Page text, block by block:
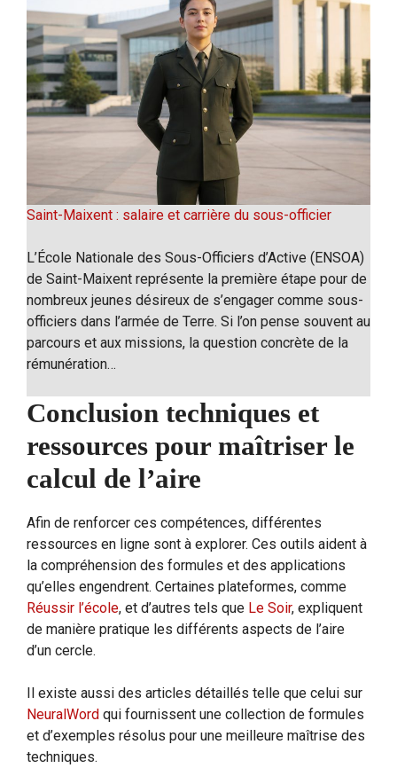
Saint-Maixent : salaire et carrière du sous-officier
L’École Nationale des Sous-Officiers d’Active (ENSOA)
de Saint-Maixent représente la première étape pour de
nombreux jeunes désireux de s’engager comme sous-
officiers dans l’armée de Terre. Si l’on pense souvent au
parcours et aux missions, la question concrète de la
rémunération…
Conclusion techniques et
ressources pour maîtriser le
calcul de l’aire
Afin de renforcer ces compétences, différentes
ressources en ligne sont à explorer. Ces outils aident à
la compréhension des formules et des applications
qu’elles engendrent. Certaines plateformes, comme
Réussir l’école, et d’autres tels que Le Soir, expliquent
de manière pratique les différents aspects de l’aire
d’un cercle.
Il existe aussi des articles détaillés telle que celui sur
NeuralWord qui fournissent une collection de formules
et d’exemples résolus pour une meilleure maîtrise des
techniques.